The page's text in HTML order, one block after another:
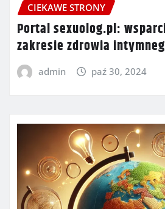
CIEKAWE STRONY
Portal sexuolog.pl:
zakresie zdrowia
admin paź 30, 2024